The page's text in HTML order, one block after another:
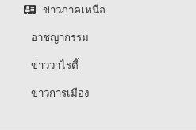
ข่าวภาคเหนือ
อาชญากรรม
ข่าววาไรตี้
ข่าวการเมือง